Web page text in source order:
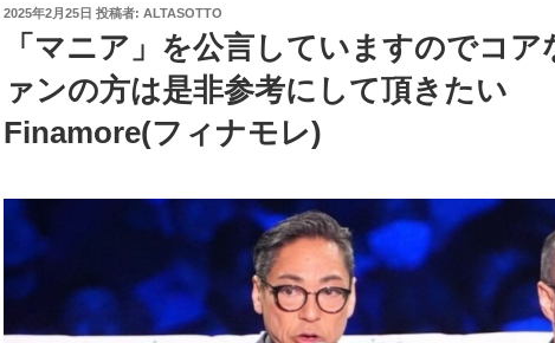
投
2025年2月25日 投稿者: ALTASOTTO
「マニア」を公言していますのでコア
ァンの方は是非参考にして頂きたい
Finamore(フィナモレ)